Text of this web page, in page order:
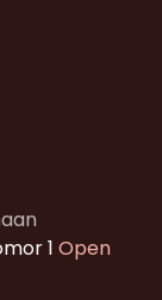
1 Open